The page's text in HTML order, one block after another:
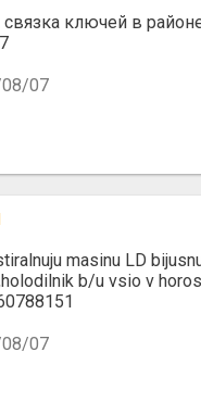
связка ключей в
07
masinu LD
b/u vsio v
07